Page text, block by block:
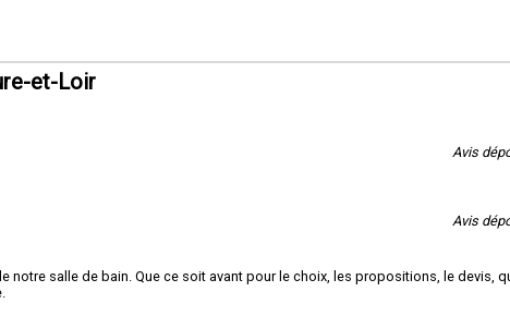
et-Loir
Avis
Avis
salle de bain. Que ce soit avant pour le choix, les propositions, le devis,